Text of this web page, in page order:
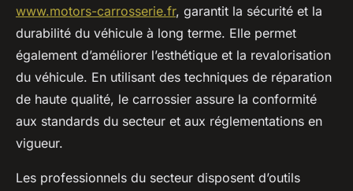
www.motors-carrosserie.fr, garantit la sécurité et la
durabilité du véhicule à long terme. Elle permet
également d’améliorer l’esthétique et la revalorisation
du véhicule. En utilisant des techniques de réparation
de haute qualité, le carrossier assure la conformité
aux standards du secteur et aux réglementations en
vigueur.
Les professionnels du secteur disposent d’outils